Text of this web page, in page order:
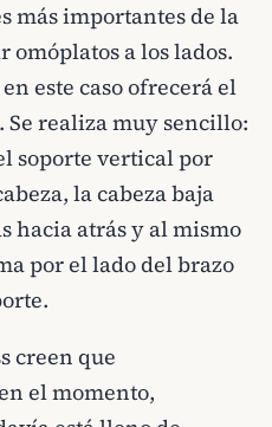
más importantes de la
omóplatos a los lados.
este caso ofrecerá el
realiza muy sencillo:
soporte vertical por
la cabeza baja
hacia atrás y al mismo
por el lado del brazo
creen que
el momento,